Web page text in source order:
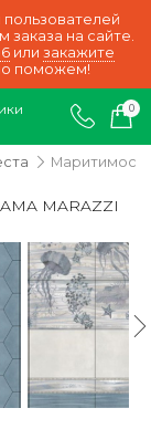
заказа на сайте.
или закажите
поможем!
0
Маритимос
MARAZZI